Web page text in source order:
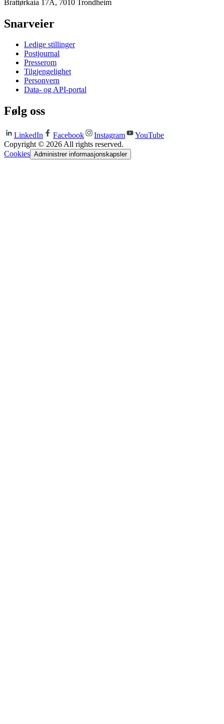
Brattørkaia 17A, 7010 Trondheim
Snarveier
Ledige stillinger
Postjournal
Presserom
Tilgjengelighet
Personvern
Data- og API-portal
Følg oss
LinkedIn Facebook Instagram
YouTube
Copyright © 2026 All rights reserved.
Cookies Administrer informasjonskapsler